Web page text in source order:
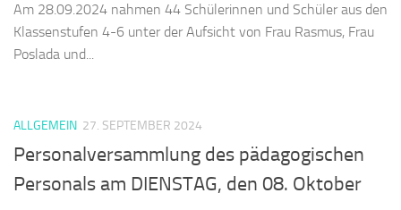
Am 28.09.2024 nahmen 44 Schülerinnen und Schüler aus den
Klassenstufen 4-6 unter der Aufsicht von Frau Rasmus, Frau
Poslada und...
ALLGEMEIN 27. SEPTEMBER 2024
Personalversammlung des pädagogischen
Personals am DIENSTAG, den 08. Oktober